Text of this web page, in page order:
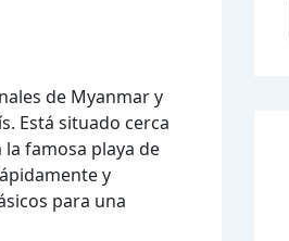
de Myanmar y
Está situado cerca
famosa playa de
y
para una